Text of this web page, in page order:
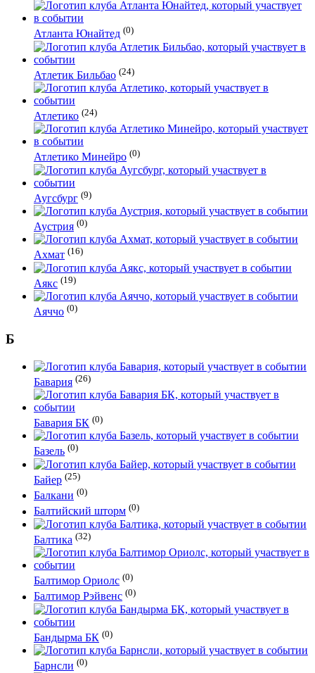
Атланта Юнайтед (0)
Атлетик Бильбао (24)
Атлетико (24)
Атлетико Минейро (0)
Аугсбург (9)
Аустрия (0)
Ахмат (16)
Аякс (19)
Аяччо (0)
Б
Бавария (26)
Бавария БК (0)
Базель (0)
Байер (25)
Балкани (0)
Балтийский шторм (0)
Балтика (32)
Балтимор Ориолс (0)
Балтимор Рэйвенс (0)
Бандырма БК (0)
Барнсли (0)